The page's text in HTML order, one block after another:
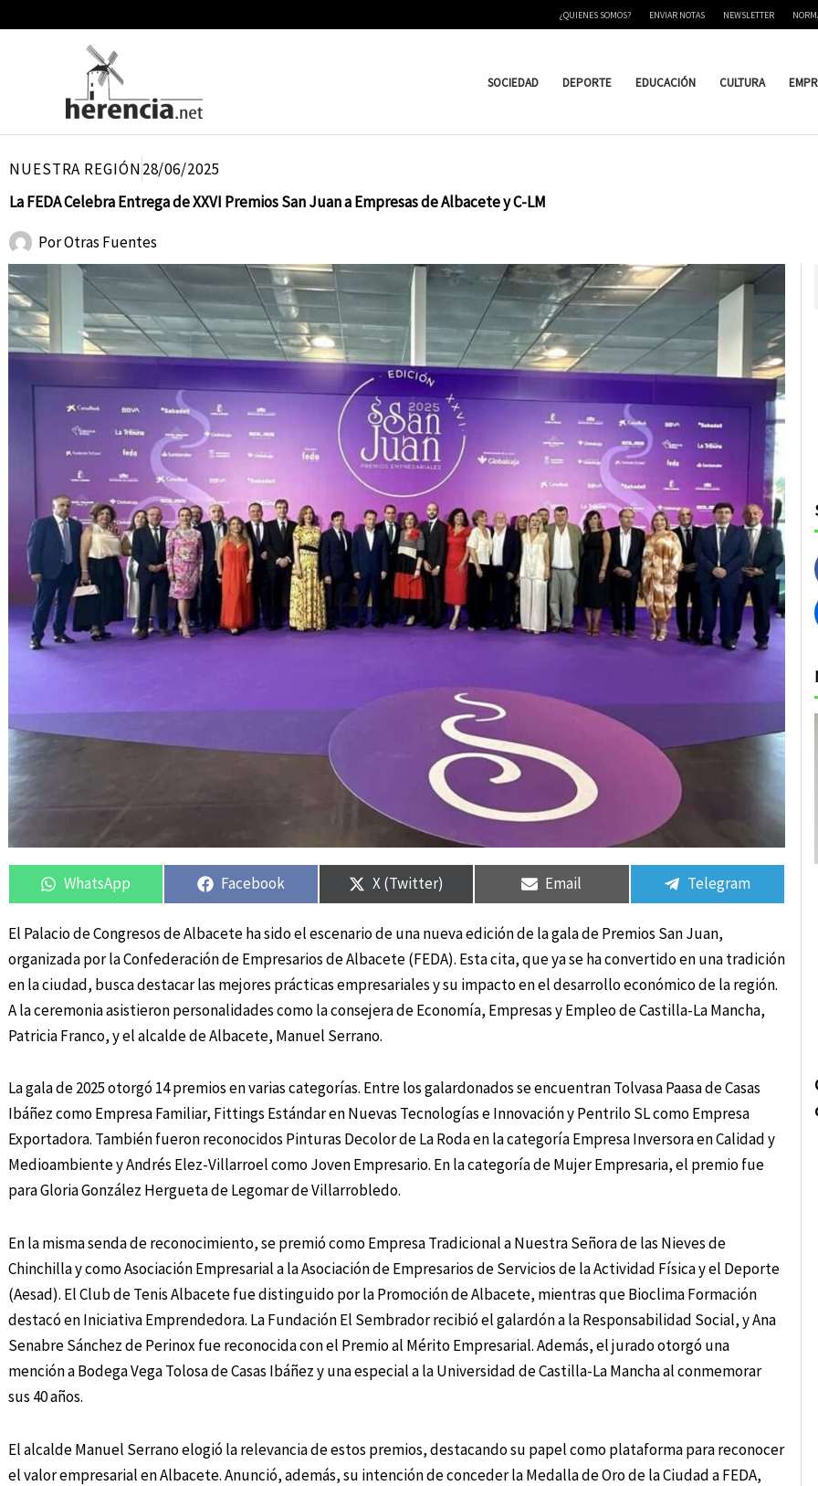
¿QUIENES SOMOS? ENVIAR NOTAS NEWSLETTER
SOCIEDAD DEPORTE EDUCACIÓN CULTURA
NUESTRA REGIÓN28/06/2025
La FEDA Celebra Entrega de XXVI Premios San Juan a Empresas de Albacete y C-LM
PorOtras Fuentes
Compartir
en
WhatsApp
Compartir
en
Facebook
Compartir
en
X (Twitter)
Compartir
en
Email
Compartir
en
Telegram
El Palacio de Congresos de Albacete ha sido el escenario de una nueva edición de la gala de Premios San Juan,
organizada por la Confederación de Empresarios de Albacete (FEDA). Esta cita, que ya se ha convertido en una tradición
en la ciudad, busca destacar las mejores prácticas empresariales y su impacto en el desarrollo económico de la región.
A la ceremonia asistieron personalidades como la consejera de Economía, Empresas y Empleo de Castilla-La Mancha,
Patricia Franco, y el alcalde de Albacete, Manuel Serrano.
La gala de 2025 otorgó 14 premios en varias categorías. Entre los galardonados se encuentran Tolvasa Paasa de Casas
Ibáñez como Empresa Familiar, Fittings Estándar en Nuevas Tecnologías e Innovación y Pentrilo SL como Empresa
Exportadora. También fueron reconocidos Pinturas Decolor de La Roda en la categoría Empresa Inversora en Calidad y
Medioambiente y Andrés Elez-Villarroel como Joven Empresario. En la categoría de Mujer Empresaria, el premio fue
para Gloria González Hergueta de Legomar de Villarrobledo.
En la misma senda de reconocimiento, se premió como Empresa Tradicional a Nuestra Señora de las Nieves de
Chinchilla y como Asociación Empresarial a la Asociación de Empresarios de Servicios de la Actividad Física y el Deporte
(Aesad). El Club de Tenis Albacete fue distinguido por la Promoción de Albacete, mientras que Bioclima Formación
destacó en Iniciativa Emprendedora. La Fundación El Sembrador recibió el galardón a la Responsabilidad Social, y Ana
Senabre Sánchez de Perinox fue reconocida con el Premio al Mérito Empresarial. Además, el jurado otorgó una
mención a Bodega Vega Tolosa de Casas Ibáñez y una especial a la Universidad de Castilla-La Mancha al conmemorar
sus 40 años.
El alcalde Manuel Serrano elogió la relevancia de estos premios, destacando su papel como plataforma para reconocer
el valor empresarial en Albacete. Anunció, además, su intención de conceder la Medalla de Oro de la Ciudad a FEDA,
Compartir
en
Compartir
en
Compartir
en
Compartir
en
Compartir
en